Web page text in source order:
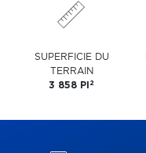
SUPERFICIE DU
TERRAIN
3 858 PI 2